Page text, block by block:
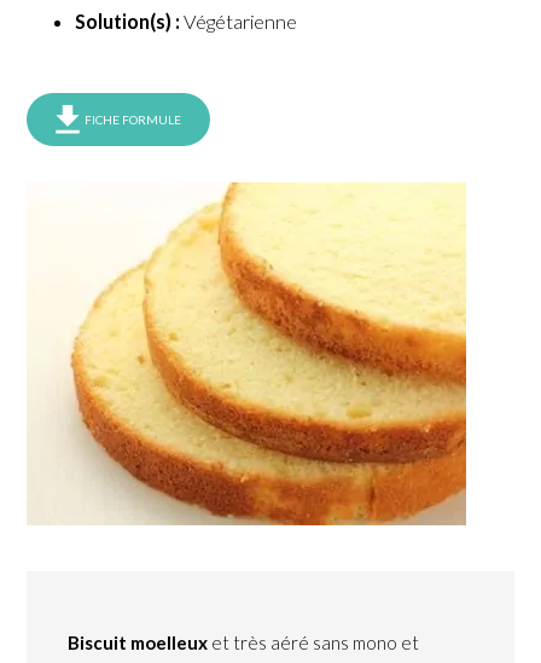
Solution(s) : Végétarienne
FICHE FORMULE
Biscuit moelleux et très aéré sans mono et